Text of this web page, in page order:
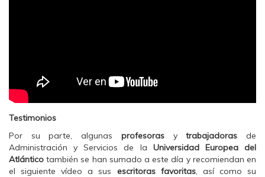
Testimonios
Por su parte, algunas profesorasytrabajadoras de
Administración y Servicios de la Universidad Europea del
Atlánticotambién se han sumado a este día y recomiendan en
el siguiente vídeo a sus escritoras favoritas, así como su